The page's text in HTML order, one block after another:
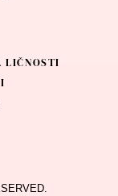
LIČNOSTI